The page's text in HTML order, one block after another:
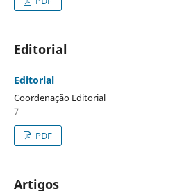
Editorial
Editorial
Coordenação Editorial
7
PDF
Artigos